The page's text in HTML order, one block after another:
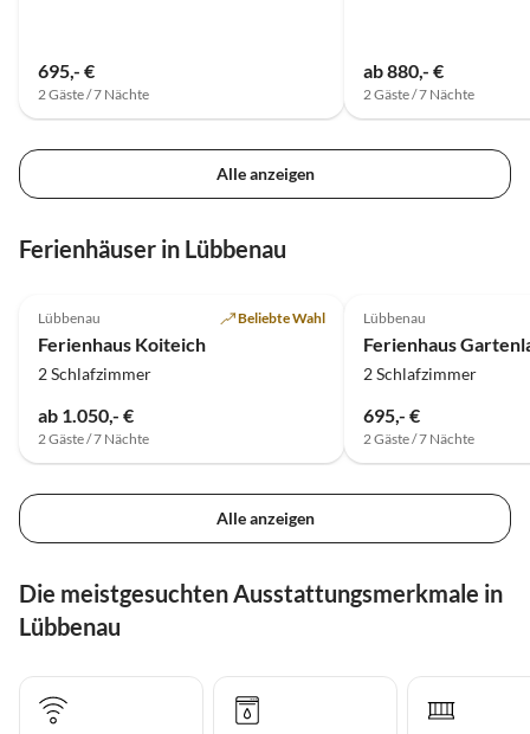
695,- €
2 Gäste / 7 Nächte
ab 880,- €
2 Gäste / 7 Nächte
Alle anzeigen
Ferienhäuser in Lübbenau
Lübbenau Beliebte Wahl
Ferienhaus Koiteich
2 Schlafzimmer
ab 1.050,- €
2 Gäste / 7 Nächte
Lübbenau
Ferienhaus
2 Schlafzimmer
695,- €
2 Gäste / 7 Nächte
Alle anzeigen
Die meistgesuchten Ausstattungsmerkmale in
Lübbenau